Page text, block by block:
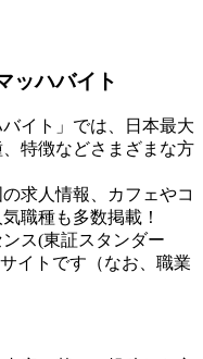
ッハバイト
イト」では、日本最大
特徴などさまざまな方
求人情報、カフェやコ
職種も多数掲載！
ス(東証スタンダー
イトです（なお、職業